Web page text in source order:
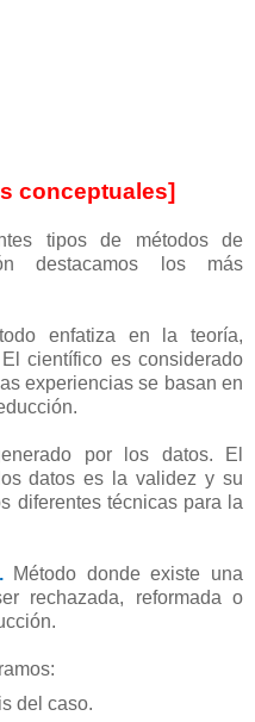
conceptuales]
tipos de métodos de
destacamos los más
enfatiza en la teoría,
científico es considerado
experiencias se basan en
por los datos. El
datos es la validez y su
diferentes técnicas para la
Método donde existe una
rechazada, reformada o
del caso.